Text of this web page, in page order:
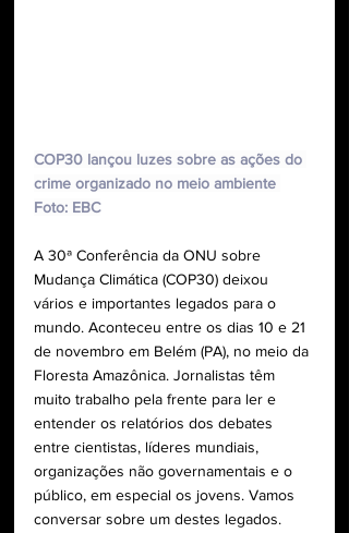
COP30 lançou luzes sobre as ações do
crime organizado no meio ambiente
Foto: EBC
A 30ª Conferência da ONU sobre
Mudança Climática (COP30) deixou
vários e importantes legados para o
mundo. Aconteceu entre os dias 10 e 21
de novembro em Belém (PA), no meio da
Floresta Amazônica. Jornalistas têm
muito trabalho pela frente para ler e
entender os relatórios dos debates
entre cientistas, líderes mundiais,
organizações não governamentais e o
público, em especial os jovens. Vamos
conversar sobre um destes legados.